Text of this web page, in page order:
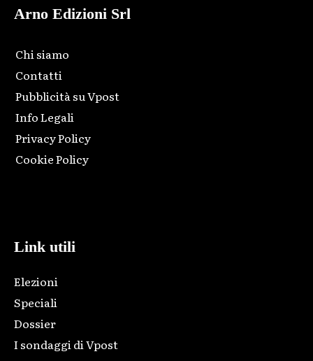
Arno Edizioni Srl
Chi siamo
Contatti
Pubblicità su Vpost
Info Legali
Privacy Policy
Cookie Policy
Link utili
Elezioni
Speciali
Dossier
I sondaggi di Vpost